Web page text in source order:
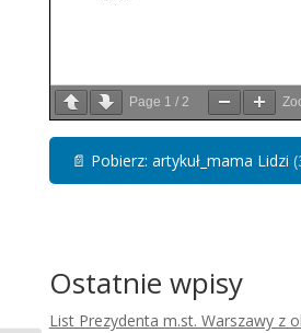
Page 1 / 2
📄 Pobierz: artykuł_mama Lidzi
Ostatnie wpisy
List Prezydenta m.st. Warszawy z